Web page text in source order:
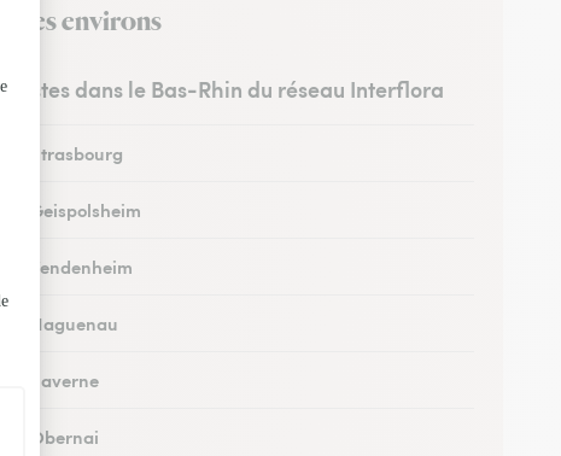
ses environs
dans le Bas-Rhin du réseau Interflora
à Strasbourg
à Geispolsheim
à Vendenheim
à Haguenau
à Saverne
à Obernai